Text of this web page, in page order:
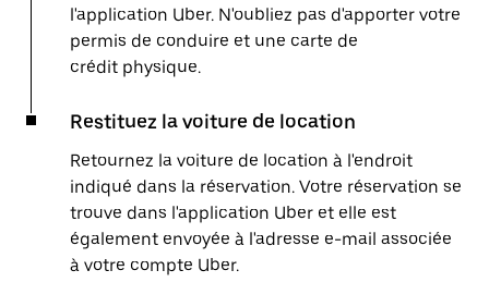
l'application Uber. N'oubliez pas d'apporter votre
permis de conduire et une carte de
crédit physique.
Restituez la voiture de location
Retournez la voiture de location à l'endroit
indiqué dans la réservation. Votre réservation se
trouve dans l'application Uber et elle est
également envoyée à l'adresse e-mail associée
à votre compte Uber.